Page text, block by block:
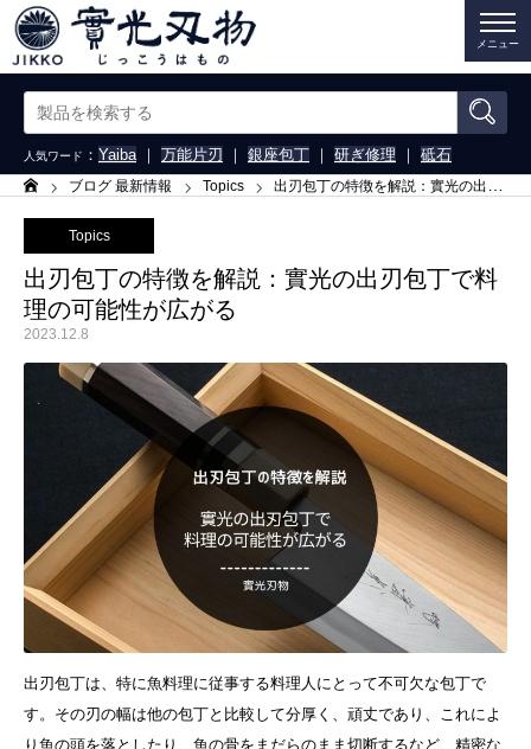
メニュー
人気ワード ： Yaiba｜ 万能片刃 ｜ 銀座包丁 ｜ 研ぎ修理 ｜ 砥石
ーム ブログ 最新情報 Topics 出刃包丁の特徴を解説：實光の出刃包丁で料理の可能性が広がる
Topics
出刃包丁の特徴を解説：實光の出刃包丁で料
理の可能性が広がる
2023.12.8
出刃包丁は、特に魚料理に従事する料理人にとって不可欠な包丁で
す。その刃の幅は他の包丁と比較して分厚く、頑丈であり、これによ
り魚の頭を落としたり、魚の骨をまだらのまま切断するなど、精密な